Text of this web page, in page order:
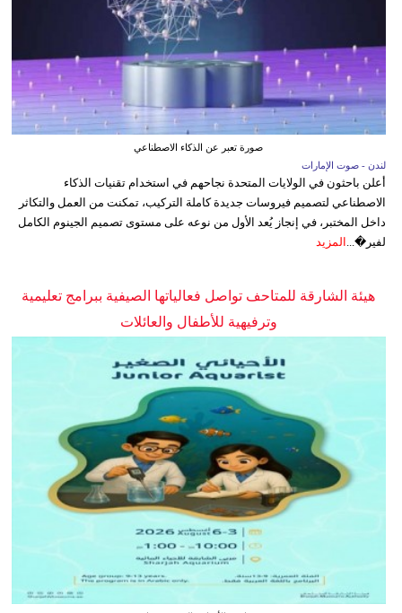
صورة تعبر عن الذكاء الاصطناعي
لندن - صوت الإمارات
أعلن باحثون في الولايات المتحدة نجاحهم في استخدام تقنيات الذكاء
الاصطناعي لتصميم فيروسات جديدة كاملة التركيب، تمكنت من العمل والتكاثر
داخل المختبر، في إنجاز يُعد الأول من نوعه على مستوى تصميم الجينوم الكامل
لفير�...
المزيد
هيئة الشارقة للمتاحف تواصل فعالياتها الصيفية ببرامج تعليمية
وترفيهية للأطفال والعائلات